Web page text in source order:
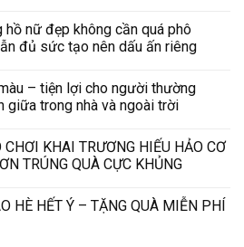
hồ nữ đẹp không cần quá phô
đủ sức tạo nên dấu ấn riêng
– tiện lợi cho người thường
giữa trong nhà và ngoài trời
KHAI TRƯƠNG HIẾU HẢO CƠ
TRÚNG QUÀ CỰC KHỦNG
HÈ HẾT Ý – TẶNG QUÀ MIỄN PHÍ